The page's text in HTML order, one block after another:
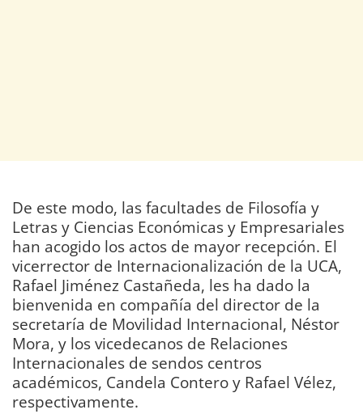
De este modo, las facultades de Filosofía y
Letras y Ciencias Económicas y Empresariales
han acogido los actos de mayor recepción. El
vicerrector de Internacionalización de la UCA,
Rafael Jiménez Castañeda, les ha dado la
bienvenida en compañía del director de la
secretaría de Movilidad Internacional, Néstor
Mora, y los vicedecanos de Relaciones
Internacionales de sendos centros
académicos, Candela Contero y Rafael Vélez,
respectivamente.